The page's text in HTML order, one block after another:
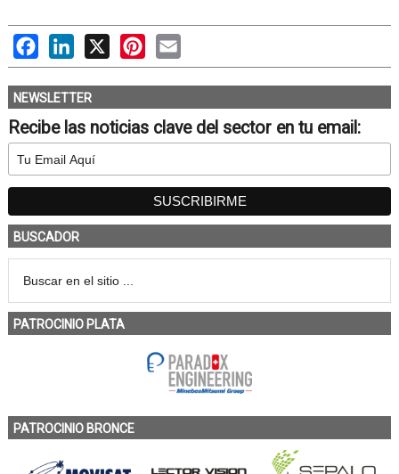
FacebookLinkedIn
X PinterestEmail
NEWSLETTER
Recibe las noticias clave del sector en tu email:
BUSCADOR
PATROCINIO PLATA
PATROCINIO BRONCE